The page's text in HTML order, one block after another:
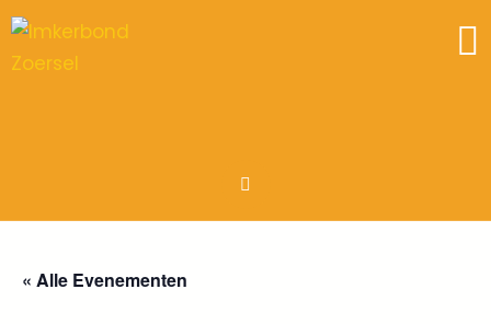
« Alle Evenementen